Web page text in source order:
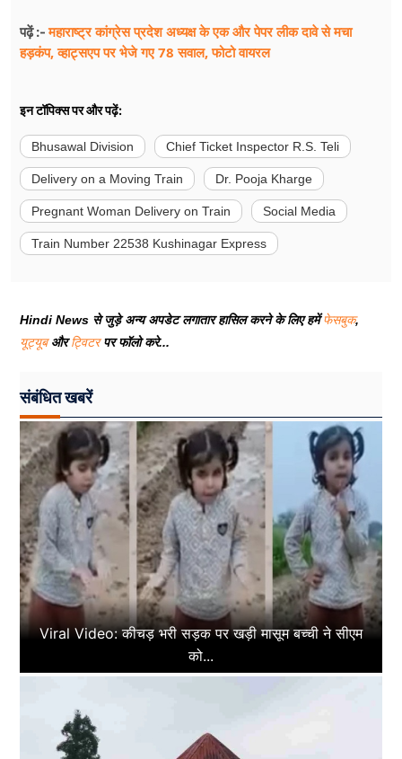
पढ़ें :-महाराष्ट्र कांग्रेस प्रदेश अध्यक्ष के एक और पेपर लीक दावे से मचा
हड़कंप, व्हाट्सएप पर भेजे गए 78 सवाल, फोटो वायरल
इन टॉपिक्स पर और पढ़ें:
Bhusawal Division Chief Ticket Inspector R.S. Teli
Delivery on a Moving Train Dr. Pooja Kharge
Pregnant Woman Delivery on Train Social Media
Train Number 22538 Kushinagar Express
Hindi News से जुड़े अन्य अपडेट लगातार हासिल करने के लिए हमेंफेसबुक,
यूट्यूबऔरट्विटरपर फॉलो करे...
संबंधित खबरें
Viral Video: कीचड़ भरी सड़क पर खड़ी मासूम बच्ची ने सीएम
को...